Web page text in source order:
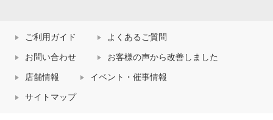
ご利用ガイド よくあるご質問
お問い合わせ お客様の声から改善しました
店舗情報 イベント・催事情報
サイトマップ